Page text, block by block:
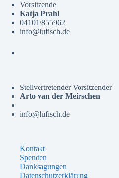
Vorsitzende
Katja Prahl
04101/855962
info@lufisch.de
Stellvertretender Vorsitzender
Arto van der Meirschen
info@lufisch.de
Kontakt
Spenden
Danksagungen
Datenschutzerklärung